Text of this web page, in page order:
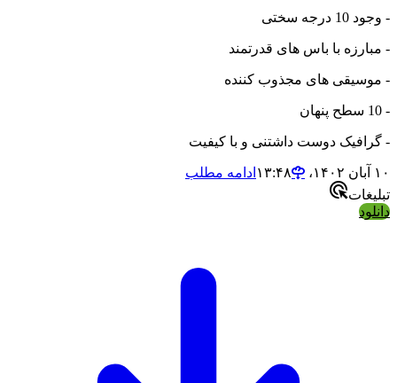
- وجود 10 درجه سختی
- مبارزه با باس های قدرتمند
- موسیقی های مجذوب کننده
- 10 سطح پنهان
- گرافیک دوست داشتنی و با کیفیت
۱۰ آبان ۱۴۰۲،‏ ۱۳:۴۸
ادامه مطلب
تبلیغات
دانلود